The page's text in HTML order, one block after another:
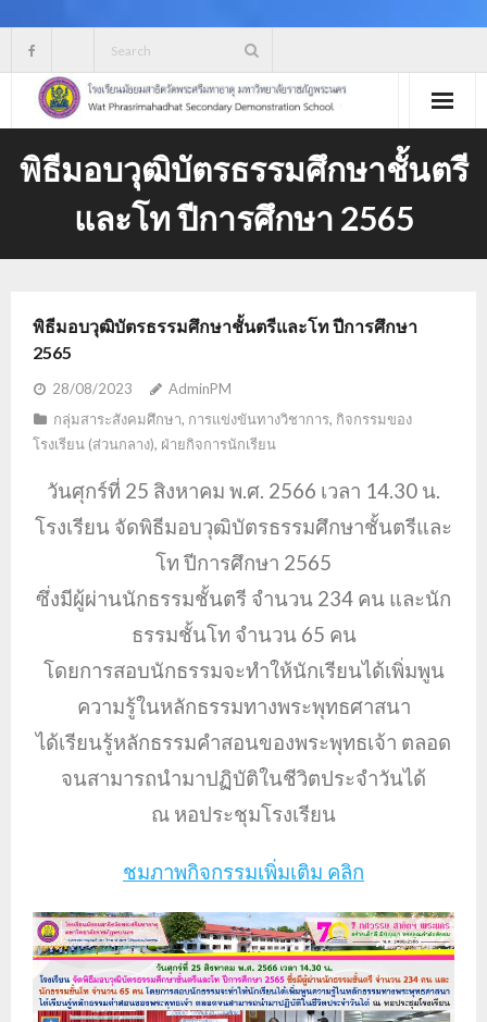
content
พิธีมอบวุฒิบัตรธรรมศึกษาชั้นตรี
และโท ปีการศึกษา 2565
พิธีมอบวุฒิบัตรธรรมศึกษาชั้นตรีและโท ปีการศึกษา
2565
28/08/2023
AdminPM
กลุ่มสาระสังคมศึกษา, การแข่งขันทางวิชาการ, กิจกรรมของ
โรงเรียน (ส่วนกลาง), ฝ่ายกิจการนักเรียน
วันศุกร์ที่ 25 สิงหาคม พ.ศ. 2566 เวลา 14.30 น.
โรงเรียน จัดพิธีมอบวุฒิบัตรธรรมศึกษาชั้นตรีและ
โท ปีการศึกษา 2565
ซึ่งมีผู้ผ่านนักธรรมชั้นตรี จำนวน 234 คน และนัก
ธรรมชั้นโท จำนวน 65 คน
โดยการสอบนักธรรมจะทำให้นักเรียนได้เพิ่มพูน
ความรู้ในหลักธรรมทางพระพุทธศาสนา
ได้เรียนรู้หลักธรรมคำสอนของพระพุทธเจ้า ตลอด
จนสามารถนำมาปฏิบัติในชีวิตประจำวันได้
ณ หอประชุมโรงเรียน
ชมภาพกิจกรรมเพิ่มเติม คลิก